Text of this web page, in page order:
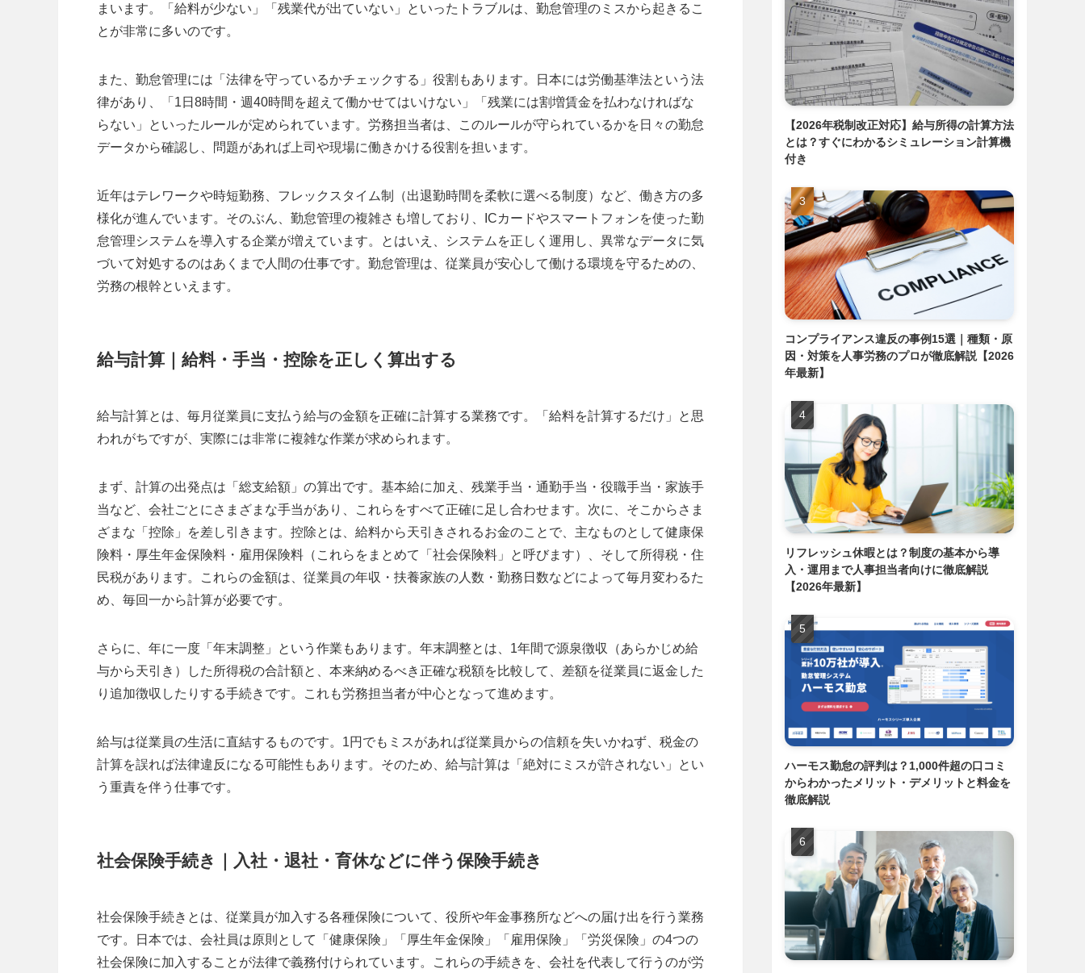
まいます。「給料が少ない」「残業代が出ていない」といったトラブルは、勤怠管理のミスから起きるこ
とが非常に多いのです。
また、勤怠管理には「法律を守っているかチェックする」役割もあります。日本には労働基準法という法
律があり、「1日8時間・週40時間を超えて働かせてはいけない」「残業には割増賃金を払わなければな
らない」といったルールが定められています。労務担当者は、このルールが守られているかを日々の勤怠
データから確認し、問題があれば上司や現場に働きかける役割を担います。
近年はテレワークや時短勤務、フレックスタイム制（出退勤時間を柔軟に選べる制度）など、働き方の多
様化が進んでいます。そのぶん、勤怠管理の複雑さも増しており、ICカードやスマートフォンを使った勤
怠管理システムを導入する企業が増えています。とはいえ、システムを正しく運用し、異常なデータに気
づいて対処するのはあくまで人間の仕事です。勤怠管理は、従業員が安心して働ける環境を守るための、
労務の根幹といえます。
給与計算｜給料・手当・控除を正しく算出する
給与計算とは、毎月従業員に支払う給与の金額を正確に計算する業務です。「給料を計算するだけ」と思
われがちですが、実際には非常に複雑な作業が求められます。
まず、計算の出発点は「総支給額」の算出です。基本給に加え、残業手当・通勤手当・役職手当・家族手
当など、会社ごとにさまざまな手当があり、これらをすべて正確に足し合わせます。次に、そこからさま
ざまな「控除」を差し引きます。控除とは、給料から天引きされるお金のことで、主なものとして健康保
険料・厚生年金保険料・雇用保険料（これらをまとめて「社会保険料」と呼びます）、そして所得税・住
民税があります。これらの金額は、従業員の年収・扶養家族の人数・勤務日数などによって毎月変わるた
め、毎回一から計算が必要です。
さらに、年に一度「年末調整」という作業もあります。年末調整とは、1年間で源泉徴収（あらかじめ給
与から天引き）した所得税の合計額と、本来納めるべき正確な税額を比較して、差額を従業員に返金した
り追加徴収したりする手続きです。これも労務担当者が中心となって進めます。
給与は従業員の生活に直結するものです。1円でもミスがあれば従業員からの信頼を失いかねず、税金の
計算を誤れば法律違反になる可能性もあります。そのため、給与計算は「絶対にミスが許されない」とい
う重責を伴う仕事です。
社会保険手続き｜入社・退社・育休などに伴う保険手続き
社会保険手続きとは、従業員が加入する各種保険について、役所や年金事務所などへの届け出を行う業務
です。日本では、会社員は原則として「健康保険」「厚生年金保険」「雇用保険」「労災保険」の4つの
社会保険に加入することが法律で義務付けられています。これらの手続きを、会社を代表して行うのが労
【2026年税制改正対応】給与所得の計算方法
とは？すぐにわかるシミュレーション計算機
付き
コンプライアンス違反の事例15選｜種類・原
因・対策を人事労務のプロが徹底解説【2026
年最新】
リフレッシュ休暇とは？制度の基本から導
入・運用まで人事担当者向けに徹底解説
【2026年最新】
ハーモス勤怠の評判は？1,000件超の口コミ
からわかったメリット・デメリットと料金を
徹底解説